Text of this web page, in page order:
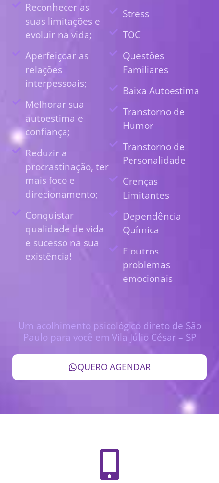
Reconhecer as
suas limitações e
evoluir na vida;
Aperfeiçoar as
relações
interpessoais;
Melhorar sua
autoestima e
confiança;
Reduzir a
procrastinação, ter
mais foco e
direcionamento;
Conquistar
qualidade de vida
e sucesso na sua
existência!
Stress
TOC
Questões
Familiares
Baixa Autoestima
Transtorno de
Humor
Transtorno de
Personalidade
Crenças
Limitantes
Dependência
Química
E outros
problemas
emocionais
Um acolhimento psicológico direto de São
Paulo para você em Vila Júlio César – SP
QUERO AGENDAR